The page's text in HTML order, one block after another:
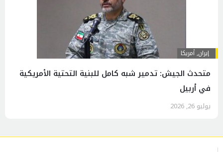
إيران,أمريكا
متحدث الجيش: تدمير شبه كامل للبنية التحتية الأمريكية
في أربيل
يوليو 26, 2026